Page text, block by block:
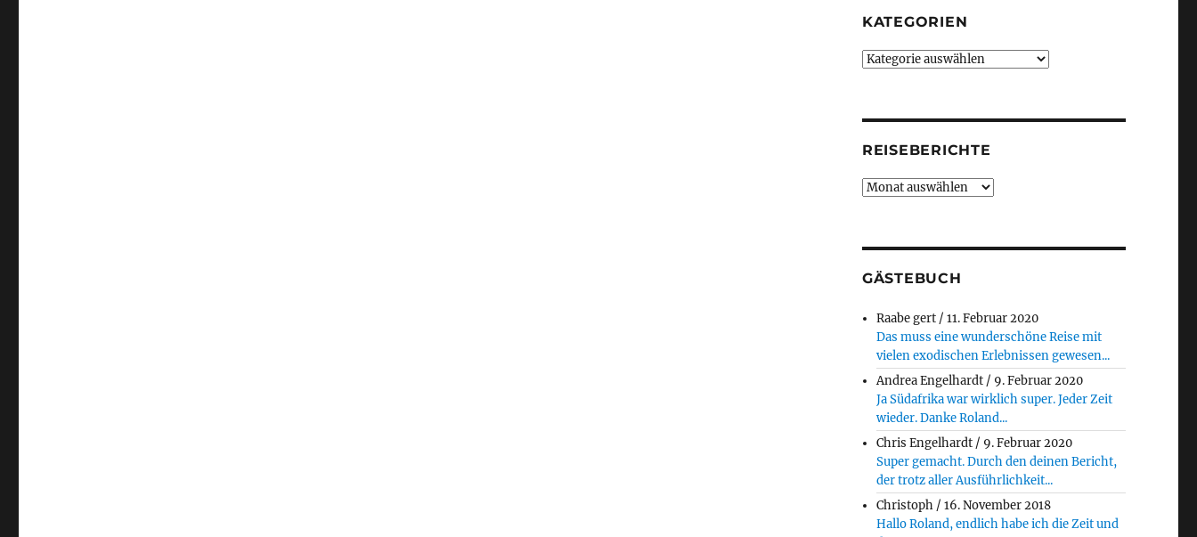
KATEGORIEN
Kategorien
REISEBERICHTE
Reiseberichte
GÄSTEBUCH
Raabe gert/11. Februar 2020
Das muss eine wunderschöne Reise mit
vielen exodischen Erlebnissen gewesen...
Andrea Engelhardt/ 9. Februar 2020
Ja Südafrika war wirklich super. Jeder Zeit
wieder. Danke Roland...
Chris Engelhardt/ 9. Februar 2020
Super gemacht. Durch den deinen Bericht,
der trotz aller Ausführlichkeit...
Christoph/16. November 2018
Hallo Roland, endlich habe ich die Zeit und